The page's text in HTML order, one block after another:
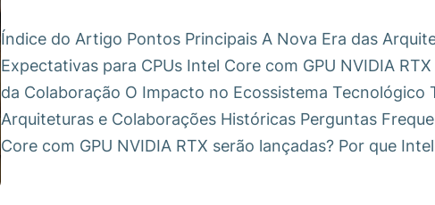
Índice do Artigo Pontos Principais A Nova Era das
Expectativas para CPUs Intel Core com GPU NVIDIA
da Colaboração O Impacto no Ecossistema Tecnológico
Arquiteturas e Colaborações Históricas Perguntas
Core com GPU NVIDIA RTX serão lançadas? Por que